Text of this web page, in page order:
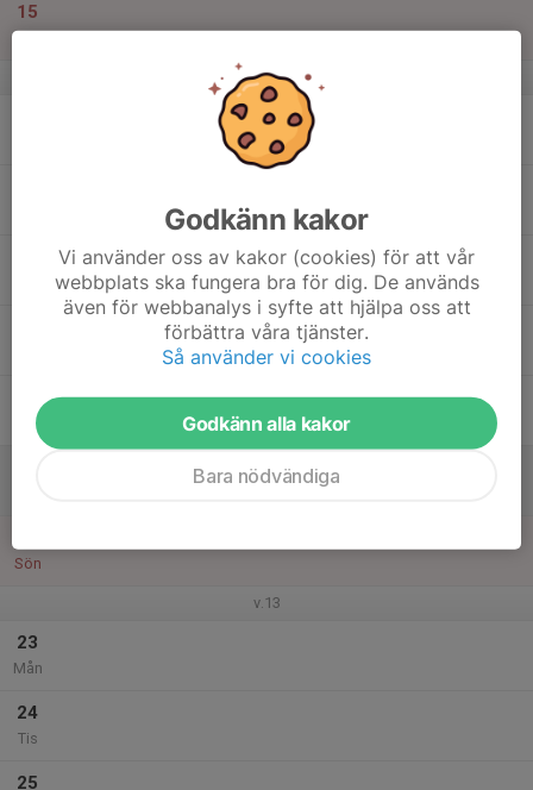
15
Sön
v.12
Fre
Sön
v.13
23
Mån
24
Tis
25
Godkänn kakor
Vi använder oss av kakor (cookies) för att vår
webbplats ska fungera bra för dig. De används
även för webbanalys i syfte att hjälpa oss att
förbättra våra tjänster.
Så använder vi cookies
Godkänn alla kakor
Bara nödvändiga